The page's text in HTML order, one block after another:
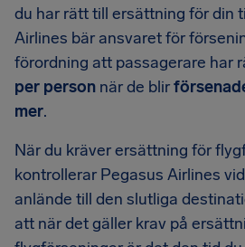
du har rätt till ersättning för din
Airlines bär ansvaret för
förordning att passagerare har
per person när de blir
mer.
När du kräver ersättning för
kontrollerar Pegasus Airlines
anlände till den slutliga
att när det gäller krav på